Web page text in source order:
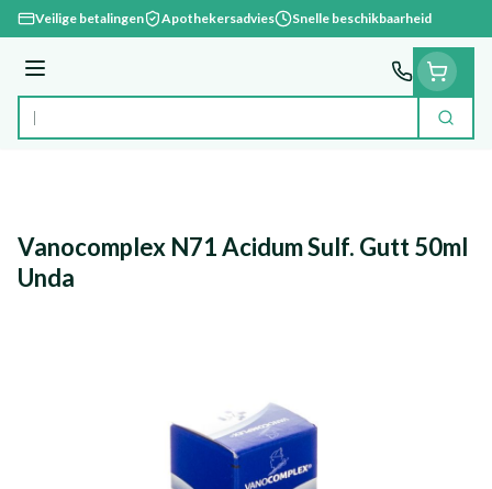
Ga naar de inhoud
Veilige betalingen Apothekersadvies Snelle beschikbaarheid
Menu
Product, merk, categorie... Zoek
Vanocomplex N71 Acidum Sulf. Gutt 50ml
Unda